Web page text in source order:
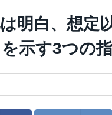
明白、想定
示す3つの